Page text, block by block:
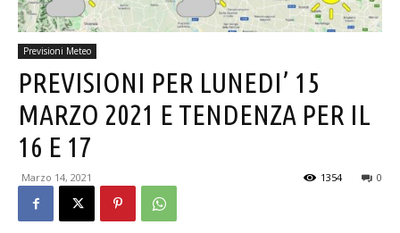
Previsioni Meteo
PREVISIONI PER LUNEDI’ 15
MARZO 2021 E TENDENZA PER IL
16 E 17
Marzo 14, 2021 0
1354